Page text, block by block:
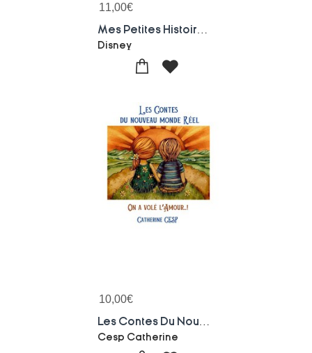
11,00€
Disney
10,00€
Cesp Catherine